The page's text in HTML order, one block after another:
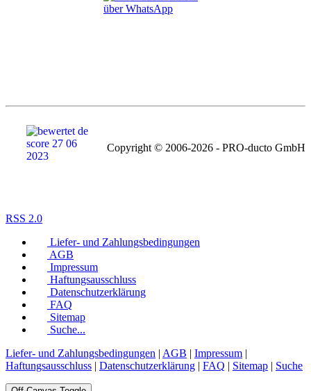
Copyright © 2006-2026 - PRO-ducto GmbH
RSS 2.0
Liefer- und Zahlungsbedingungen
AGB
Impressum
Haftungsausschluss
Datenschutzerklärung
FAQ
Sitemap
Suche...
Liefer- und Zahlungsbedingungen | AGB | Impressum |
Haftungsausschluss | Datenschutzerklärung | FAQ | Sitemap | Suche